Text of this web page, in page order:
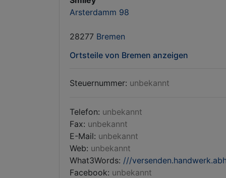
Arsterdamm 98
28277 Bremen
Ortsteile von Bremen anzeigen
Steuernummer: unbekannt
Telefon: unbekannt
Fax: unbekannt
E-Mail: unbekannt
Web: unbekannt
What3Words: ///
Facebook: unbekannt